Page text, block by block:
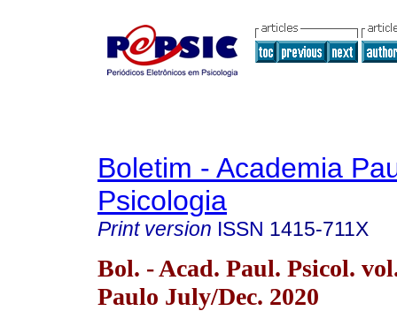
Boletim - Academia
Psicologia
Print version ISSN 1415-711X
Bol. - Acad. Paul. Psicol.
Paulo July/Dec. 2020